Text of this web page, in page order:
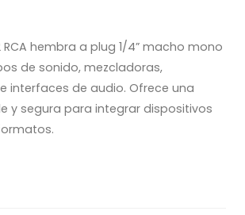
hembra a plug 1/4” macho mono
de sonido, mezcladoras,
interfaces de audio. Ofrece una
y segura para integrar dispositivos